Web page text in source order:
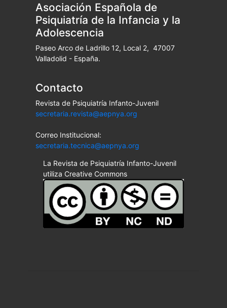
Asociación Española de
Psiquiatría de la Infancia y la
Adolescencia
Paseo Arco de Ladrillo 12, Local 2, 47007
Valladolid - España.
Contacto
Revista de Psiquiatría Infanto-Juvenil
secretaria.revista@aepnya.org
Correo Institucional:
secretaria.tecnica@aepnya.org
La Revista de Psiquiatría Infanto-Juvenil
utiliza Creative Commons